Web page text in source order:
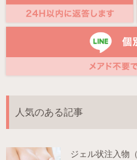
人気のある記事
ジェル状注入物